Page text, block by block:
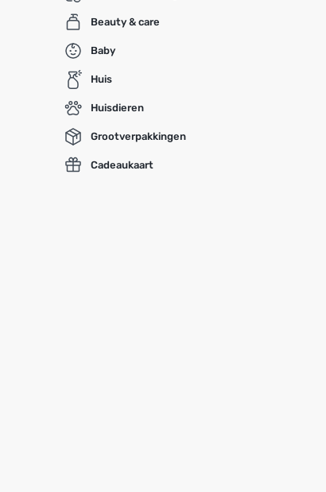
Beauty & care
Baby
Huis
Huisdieren
Grootverpakkingen
Cadeaukaart